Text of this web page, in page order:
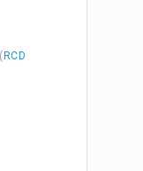
( RCD